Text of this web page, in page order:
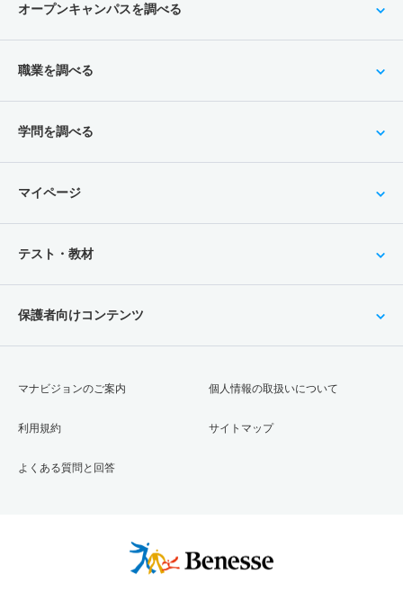
オープンキャンパスを調べる
職業を調べる
学問を調べる
マイページ
テスト・教材
保護者向けコンテンツ
マナビジョンのご案内
利用規約
よくある質問と回答
個人情報の取扱いについて
サイトマップ